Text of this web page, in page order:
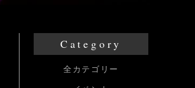
Category
全カテゴリー